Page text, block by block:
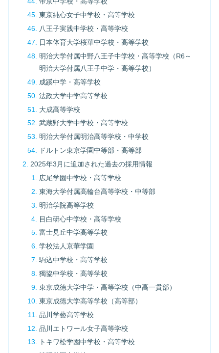
東京純心女子中学校・高等学校
八王子実践中学校・高等学校
日本体育大学桜華中学校・高等学校
明治大学付属中野八王子中学校・高等学校（R6～
明治大学付属八王子中学・高等学校）
成蹊中学・高等学校
法政大学中学高等学校
大成高等学校
武蔵野大学中学校・高等学校
明治大学付属明治高等学校・中学校
ドルトン東京学園中等部・高等部
2025年3月に追加された過去の採用情報
広尾学園中学校・高等学校
東海大学付属高輪台高等学校・中等部
明治学院高等学校
目白研心中学校・高等学校
富士見丘中学高等学校
学校法人京華学園
駒込中学校・高等学校
獨協中学校・高等学校
東京成徳大学中学・高等学校（中高一貫部）
東京成徳大学高等学校（高等部）
品川学藝高等学校
品川エトワール女子高等学校
トキワ松学園中学校・高等学校